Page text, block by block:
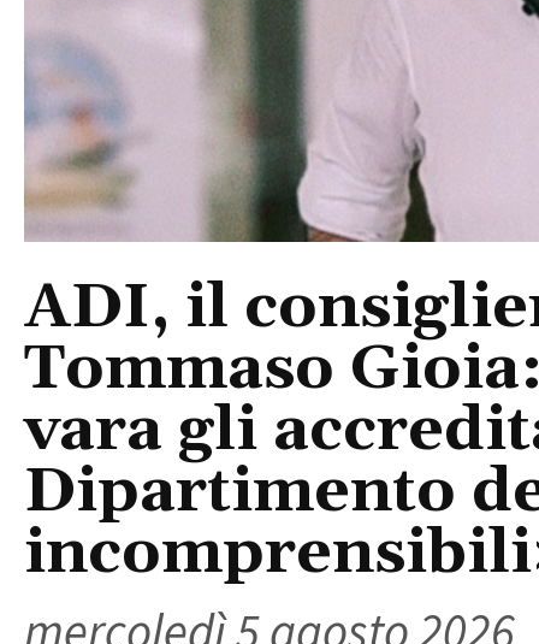
ADI, il
Tommaso
vara gli
Dipartimento